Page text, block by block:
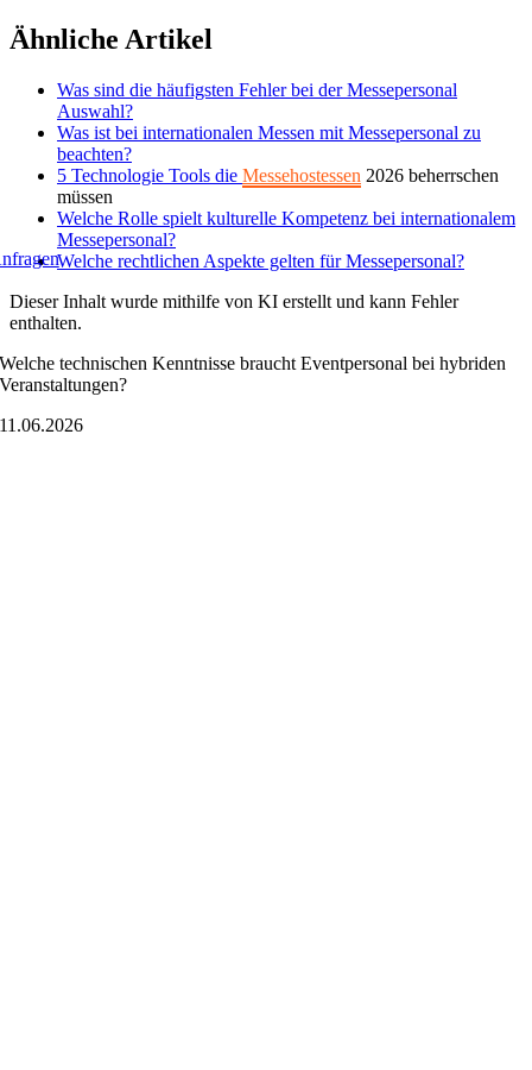
Zum
Inhalt
Ähnliche Artikel
Was sind die häufigsten Fehler bei der Messepersonal
Auswahl?
Was ist bei internationalen Messen mit Messepersonal zu
beachten?
5 Technologie Tools die Messehostessen 2026 beherrschen
müssen
Welche Rolle spielt kulturelle Kompetenz bei internationalem
Messepersonal?
Welche rechtlichen Aspekte gelten für Messepersonal?
Dieser Inhalt wurde mithilfe von KI erstellt und kann Fehler
enthalten.
Welche technischen Kenntnisse braucht Eventpersonal bei hybriden
Veranstaltungen?
11.06.2026